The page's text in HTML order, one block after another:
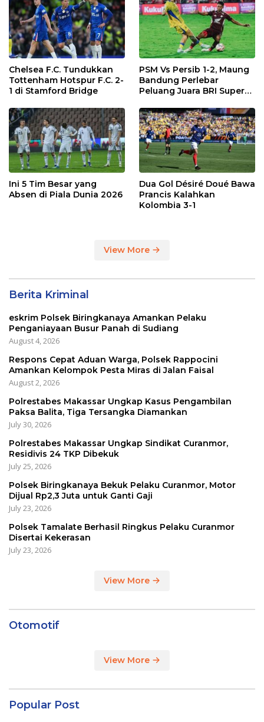
Chelsea F.C. Tundukkan
Tottenham Hotspur F.C. 2-
1 di Stamford Bridge
PSM Vs Persib 1-2, Maung
Bandung Perlebar
Peluang Juara BRI Super
Ini 5 Tim Besar yang
Absen di Piala Dunia 2026
Dua Gol Désiré Doué Bawa
Prancis Kalahkan
Kolombia 3-1
View More
Berita Kriminal
eskrim Polsek Biringkanaya Amankan Pelaku
Penganiayaan Busur Panah di Sudiang
August 4, 2026
Respons Cepat Aduan Warga, Polsek Rappocini
Amankan Kelompok Pesta Miras di Jalan Faisal
August 2, 2026
Polrestabes Makassar Ungkap Kasus Pengambilan
Paksa Balita, Tiga Tersangka Diamankan
July 30, 2026
Polrestabes Makassar Ungkap Sindikat Curanmor,
Residivis 24 TKP Dibekuk
July 25, 2026
Polsek Biringkanaya Bekuk Pelaku Curanmor, Motor
Dijual Rp2,3 Juta untuk Ganti Gaji
July 23, 2026
Polsek Tamalate Berhasil Ringkus Pelaku Curanmor
Disertai Kekerasan
July 23, 2026
View More
Otomotif
View More
Popular Post